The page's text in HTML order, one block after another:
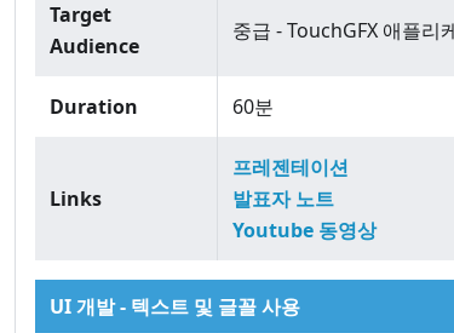
Target
Audience
중급 - TouchGFX 애플리
Duration 60분
Links
프레젠테이션
발표자 노트
Youtube 동영상
UI 개발 - 텍스트 및 글꼴 사용